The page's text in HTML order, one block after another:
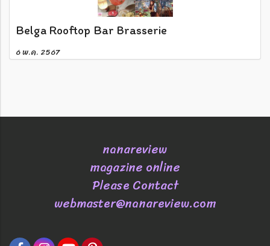
Belga Rooftop Bar Brasserie
6 พ.ค. 2567
nanareview
magazine online
Please Contact
webmaster@nanareview.com